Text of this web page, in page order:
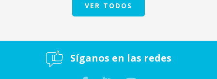
VER TODOS
Síganos en las redes